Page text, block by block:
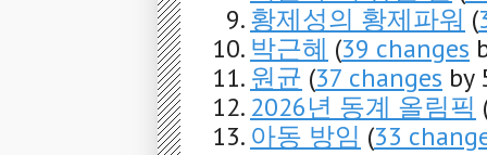
황제성의 황제파워 (
박근혜 (39 changes
원균 (37 changes by
2026년 동계 올림픽
아동 방임 (33